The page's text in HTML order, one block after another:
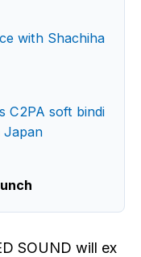
with Shachiha
C2PA soft bindi
SOUND will ex